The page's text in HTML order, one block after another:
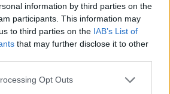
information by third parties on the
participants. This information may
to third parties on the IAB’s List of
that may further disclose it to other
Opt Outs